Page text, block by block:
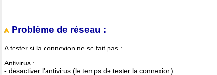
Problème de réseau :
A tester si la connexion ne se fait pas :
Antivirus :
- désactiver l'antivirus (le temps de tester la connexion).